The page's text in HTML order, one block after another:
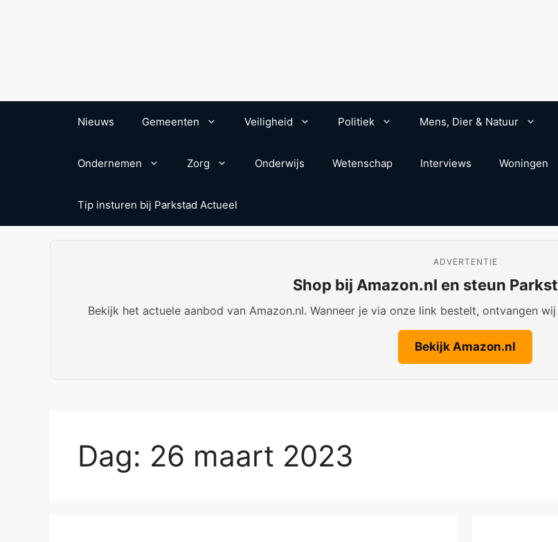
Nieuws Gemeenten Veiligheid Politiek Mens, Dier & Natuur
Ondernemen Zorg Onderwijs Wetenschap Interviews Woningen
Tip insturen bij Parkstad Actueel
ADVERTENTIE
Shop bij Amazon.nl en steun
Bekijk het actuele aanbod van Amazon.nl. Wanneer je via onze link bestelt, ontvangen
Bekijk Amazon.nl
Dag: 26 maart 2023